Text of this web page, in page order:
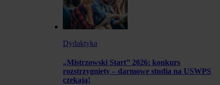
Dydaktyka
„Mistrzowski Start” 2026: konkurs
rozstrzygnięty – darmowe studia na USWPS
czekają!